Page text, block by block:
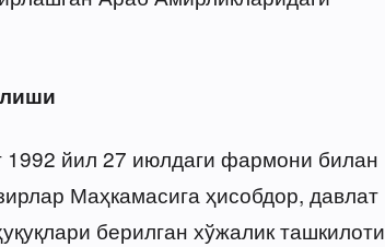
1992 йил 27 июлдаги фармони билан
Маҳкамасига ҳисобдор, давлат
берилган хўжалик ташкилоти